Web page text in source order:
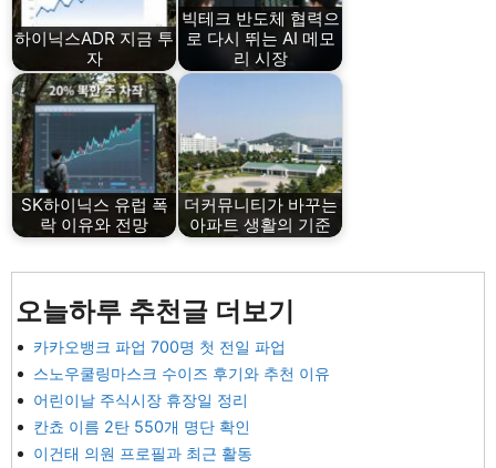
하이닉스ADR 지금 투
자
빅테크 반도체 협력으
로 다시 뛰는 AI 메모
리 시장
SK하이닉스 유럽 폭
락 이유와 전망
더커뮤니티가 바꾸는
아파트 생활의 기준
오늘하루 추천글 더보기
카카오뱅크 파업 700명 첫 전일 파업
스노우쿨링마스크 수이즈 후기와 추천 이유
어린이날 주식시장 휴장일 정리
칸쵸 이름 2탄 550개 명단 확인
이건태 의원 프로필과 최근 활동